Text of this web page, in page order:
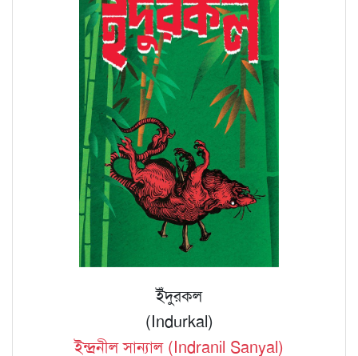
ইঁদুরকল
(Indurkal)
ইন্দ্রনীল সান্যাল (Indranil Sanyal)